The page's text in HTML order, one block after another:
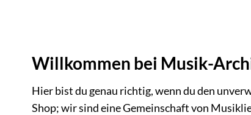
Willkommen bei Musik-
Hier bist du genau richtig, wenn du den
Shop; wir sind eine Gemeinschaft von